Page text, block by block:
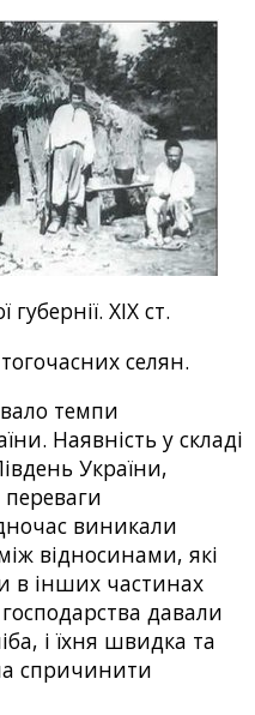
ХІХ ст.
селян.
темпи
Наявність у складі
України,
виникали
відносинами, які
в інших частинах
давали
і їхня швидка та
спричинити